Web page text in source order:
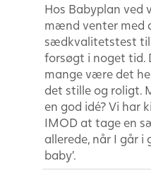
Hos Babyplan ved
mænd venter med
sædkvalitetstest
forsøgt i noget tid.
mange være det
det stille og roligt.
en god idé? Vi har
IMOD at tage en
allerede, når I går i
baby’.